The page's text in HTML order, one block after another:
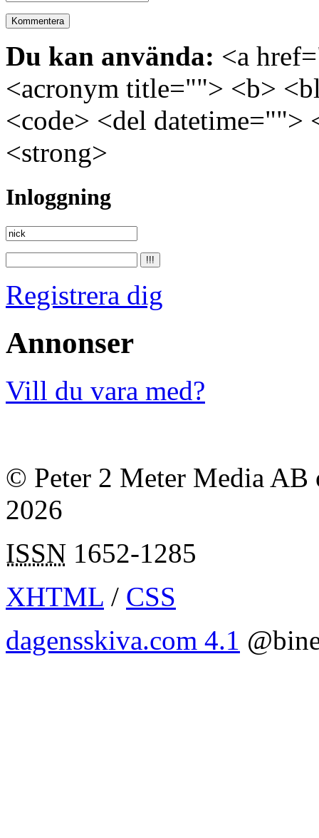
Du kan använda: <a
<acronym title=""> <b>
<code> <del
<strong>
Inloggning
Registrera dig
Annonser
Vill du vara med?
© Peter 2 Meter Media AB
2026
ISSN 1652-1285
XHTML / CSS
dagensskiva.com 4.1